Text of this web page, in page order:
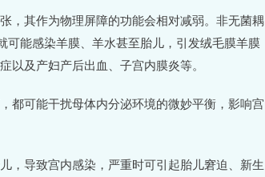
，其作为物理屏障的功能会相对减弱。非无菌耦
能感染羊膜、羊水甚至胎儿，引发绒毛膜羊膜
及产妇产后出血、子宫内膜炎等。
都可能干扰母体内分泌环境的微妙平衡，影响宫
，导致宫内感染，严重时可引起胎儿窘迫、新生